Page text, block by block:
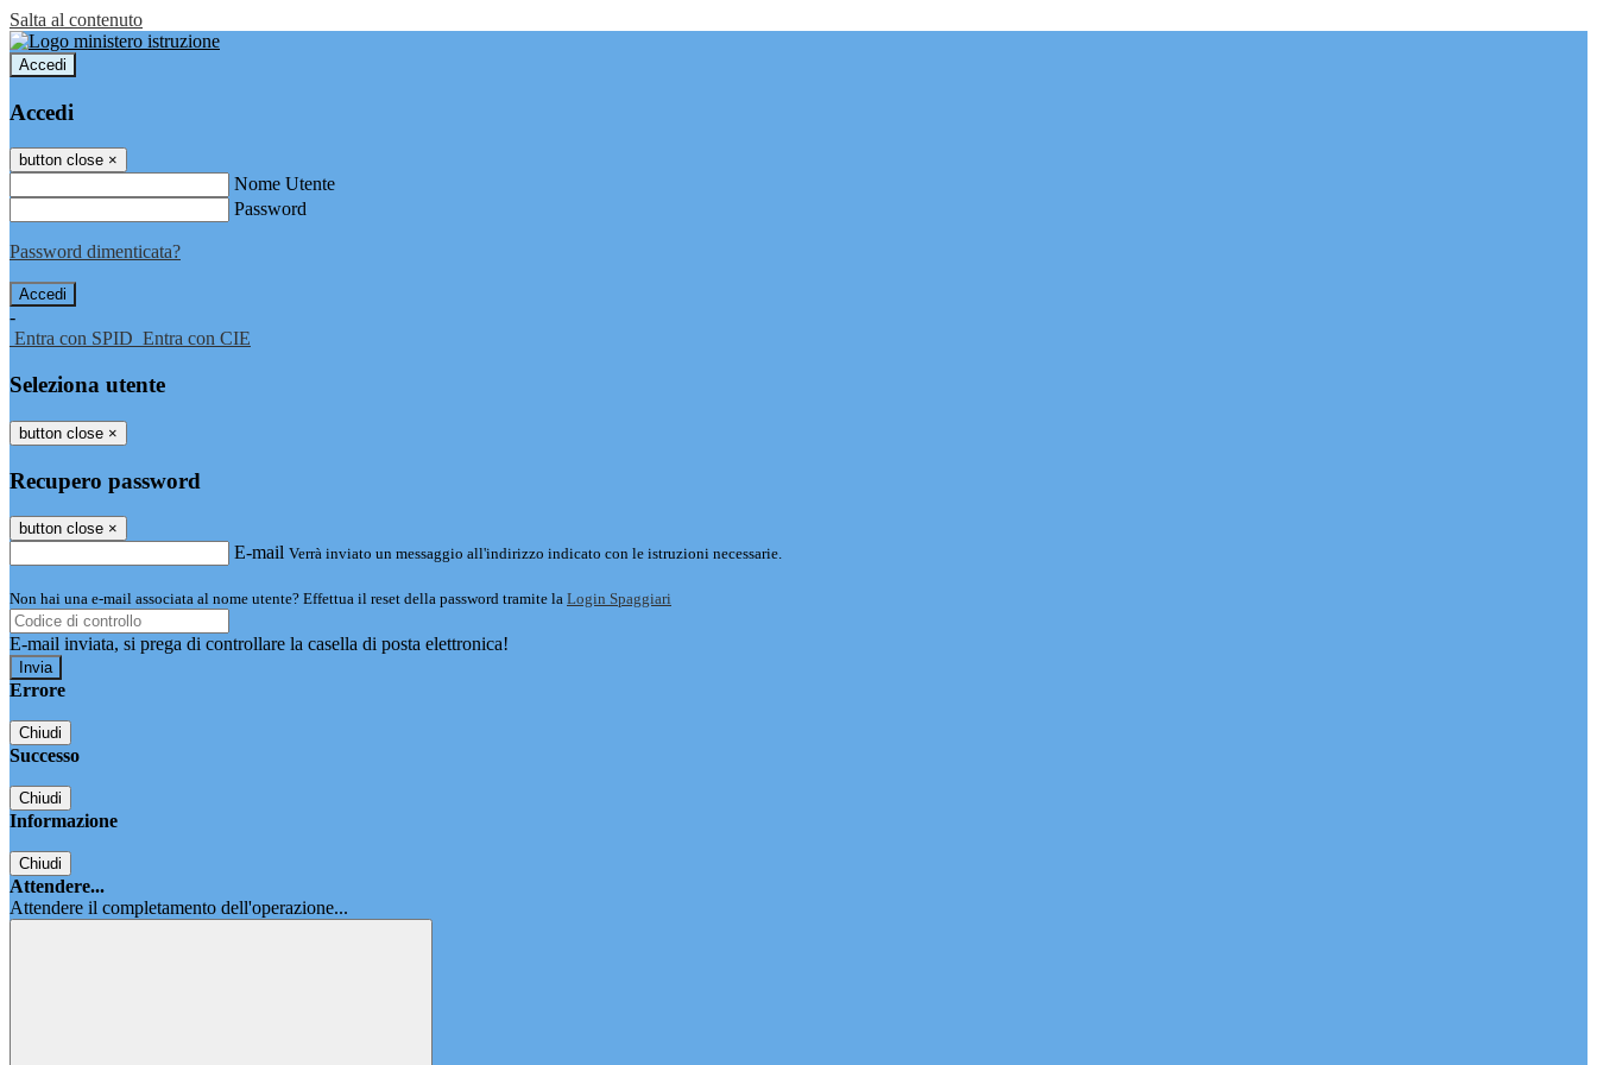
Salta al contenuto
Accedi
Accedi
button close ×
Nome Utente
Password
Password dimenticata?
-
Entra con SPID Entra con CIE
Seleziona utente
button close ×
Recupero password
button close ×
E-mail Verrà inviato un messaggio all'indirizzo indicato con le istruzioni necessarie.
Non hai una e-mail associata al nome utente? Effettua il reset della password tramite la Login Spaggiari
E-mail inviata, si prega di controllare la casella di posta elettronica!
Errore
Chiudi
Successo
Chiudi
Informazione
Chiudi
Attendere...
Attendere il completamento dell'operazione...